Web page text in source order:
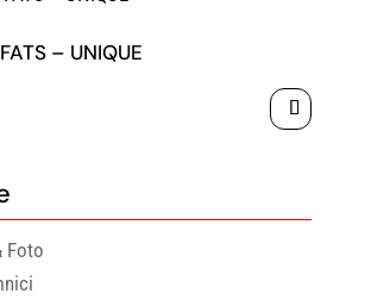
– UNIQUE
Foto